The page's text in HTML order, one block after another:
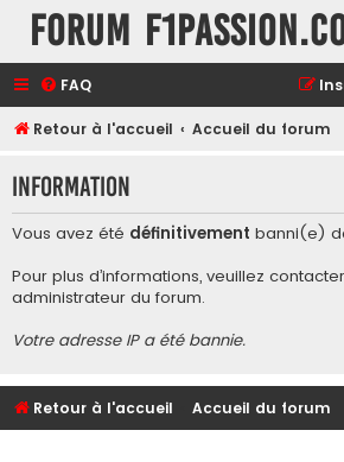
Forum
FAQ
Retour à l'accueil Accueil du forum
Information
Vous avez été définitivement banni(e)
Pour plus d’informations, veuillez contacter
administrateur du forum.
Votre adresse IP a été bannie.
Retour à l'accueil Accueil du forum